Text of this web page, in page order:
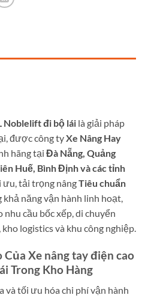
Noblelift đi bộ lái là giải pháp
được công tyXe Nâng Hay
hãng tại Đà Nẵng, Quảng
Huế, Bình Định và các tỉnh
tải trọng nângTiêu chuẩn
khả năng vận hành linh hoạt,
cầu bốc xếp, di chuyển
logistics và khu công nghiệp.
Của Xe nâng tay điện cao
Trong Kho Hàng
và tối ưu hóa chi phí vận hành